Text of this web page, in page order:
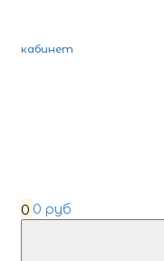
кабинет
0 0 руб